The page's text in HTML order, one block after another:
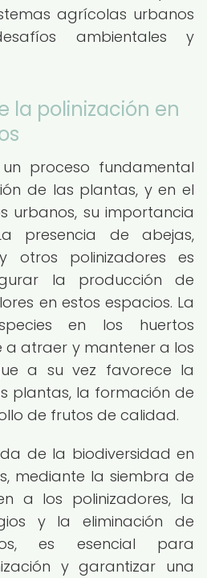
agrícolas urbanos
ambientales y
la polinización en
proceso fundamental
de las plantas, y en el
urbanos, su importancia
presencia de abejas,
otros polinizadores es
la producción de
en estos espacios. La
en los huertos
a atraer y mantener a los
a su vez favorece la
plantas, la formación de
de frutos de calidad.
de la biodiversidad en
mediante la siembra de
a los polinizadores, la
y la eliminación de
es esencial para
y garantizar una